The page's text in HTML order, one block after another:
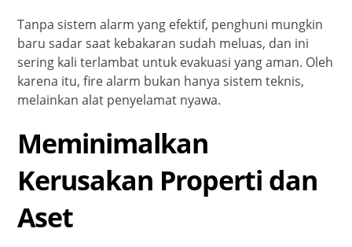
Tanpa sistem alarm yang efektif, penghuni mungkin
baru sadar saat kebakaran sudah meluas, dan ini
sering kali terlambat untuk evakuasi yang aman. Oleh
karena itu, fire alarm bukan hanya sistem teknis,
melainkan alat penyelamat nyawa.
Meminimalkan
Kerusakan Properti dan
Aset